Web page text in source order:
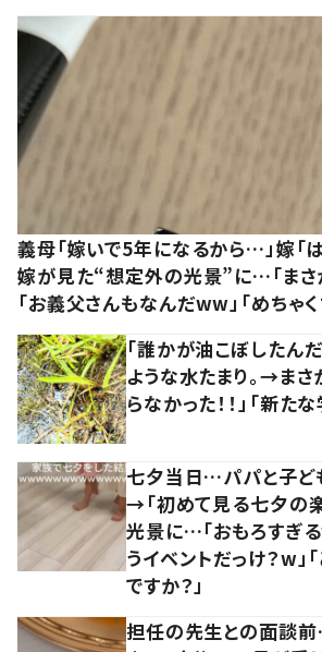
義母「嫁いで5年になるから…」嫁「
嫁が見た“想定外の光景”に…「まさ
「お義父さんもなんだww」「めちゃ
「誰かが油こぼしたん
ような水たまり。→ま
らなかった！！」「新た
七夕当日…パパと子ど
→「初めて見る七夕の
光景に…「おもろすぎ
うイベントだっけ？w」
ですか？」
担任の先生との面談